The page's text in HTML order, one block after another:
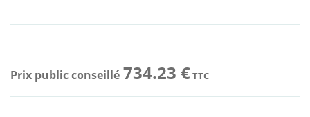
Prix public conseillé 734.23 €TTC